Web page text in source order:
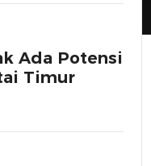
Ada Potensi
Timur